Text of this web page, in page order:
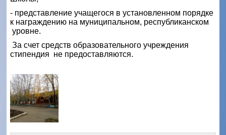
- представление учащегося в установленном порядке
к награждению на муниципальном, республиканском
уровне.
За счет средств образовательного учреждения
стипендия не предоставляются.